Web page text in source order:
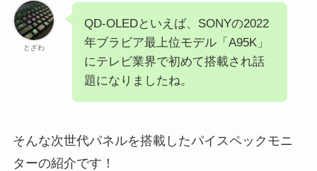
とざわ
QD-OLEDといえば、SONYの2022
年ブラビア最上位モデル「A95K」
にテレビ業界で初めて搭載され話
題になりましたね。
そんな次世代パネルを搭載したパイスペックモニ
ターの紹介です！